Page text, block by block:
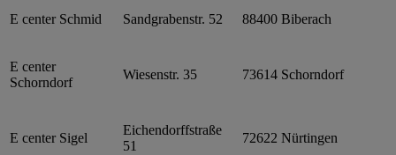
E center Schmid Sandgrabenstr. 52 88400 Biberach
E center
Schorndorf
Wiesenstr. 35 73614 Schorndorf
E center Sigel
Eichendorffstraße
51
72622 Nürtingen